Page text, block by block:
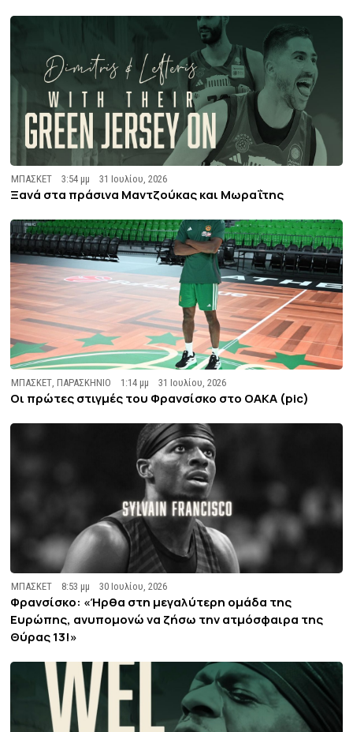
ΜΠΑΣΚΕΤ 3:54 μμ 31 Ιουλίου, 2026
Ξανά στα πράσινα Μαντζούκας και Μωραΐτης
ΜΠΑΣΚΕΤ ,ΠΑΡΑΣΚΗΝΙΟ 1:14 μμ 31 Ιουλίου, 2026
Οι πρώτες στιγμές του Φρανσίσκο στο ΟΑΚΑ (pic)
ΜΠΑΣΚΕΤ 8:53 μμ 30 Ιουλίου, 2026
Φρανσίσκο: «Ήρθα στη μεγαλύτερη ομάδα της
Ευρώπης, ανυπομονώ να ζήσω την ατμόσφαιρα της
Θύρας 13!»